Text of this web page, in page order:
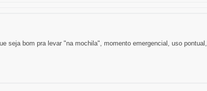
seja bom pra levar "na mochila", momento emergencial, uso pontual,